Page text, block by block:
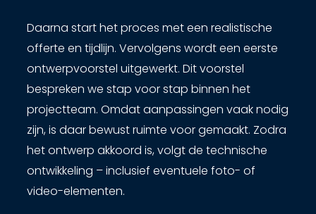
Daarna start het proces met een realistische
offerte en tijdlijn. Vervolgens wordt een eerste
ontwerpvoorstel uitgewerkt. Dit voorstel
bespreken we stap voor stap binnen het
projectteam. Omdat aanpassingen vaak nodig
zijn, is daar bewust ruimte voor gemaakt. Zodra
het ontwerp akkoord is, volgt de technische
ontwikkeling – inclusief eventuele foto- of
video-elementen.